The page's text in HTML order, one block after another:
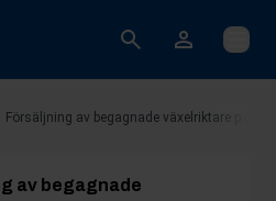
Öppna
Försäljning av begagnade växelriktare p.g.a
av begagnade